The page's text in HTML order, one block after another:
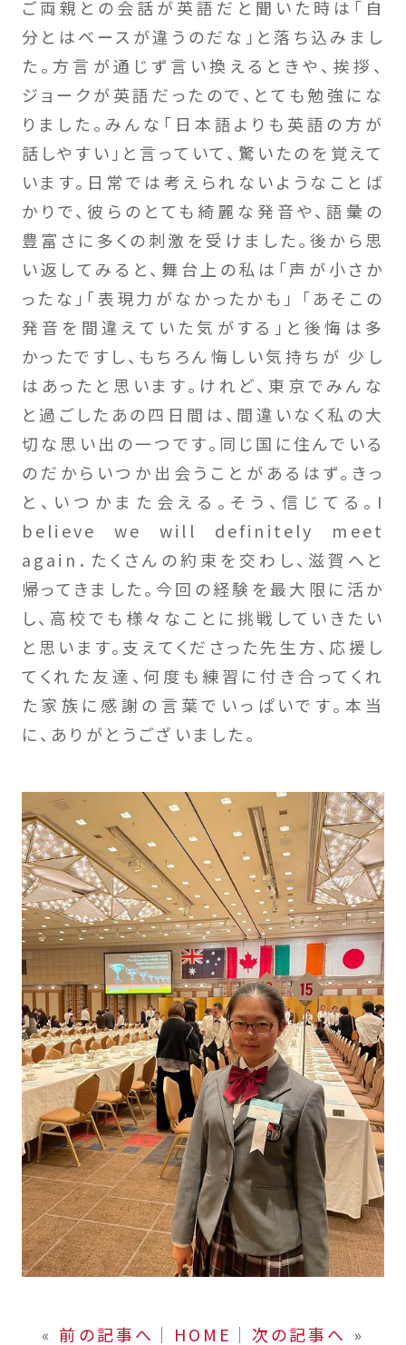
ご両親との会話が英語だと聞いた時は「自
分とはベースが違うのだな」と落ち込みまし
た。方言が通じず言い換えるときや、挨拶、
ジョークが英語だったので、とても勉強にな
りました。みんな「日本語よりも英語の方が
話しやすい」と言っていて、驚いたのを覚えて
います。日常では考えられないようなことば
かりで、彼らのとても綺麗な発音や、語彙の
豊富さに多くの刺激を受けました。後から思
い返してみると、舞台上の私は「声が小さか
ったな」「表現力がなかったかも」 「あそこの
発音を間違えていた気がする」と後悔は多
かったですし、もちろん悔しい気持ちが 少し
はあったと思います。けれど、東京でみんな
と過ごしたあの四日間は、間違いなく私の大
切な思い出の一つです。同じ国に住んでいる
のだからいつか出会うことがあるはず。きっ
と、いつかまた会える。そう、信じてる。I
believe we will definitely meet
again．たくさんの約束を交わし、滋賀へと
帰ってきました。今回の経験を最大限に活か
し、高校でも様々なことに挑戦していきたい
と思います。支えてくださった先生方、応援し
てくれた友達、何度も練習に付き合ってくれ
た家族に感謝の言葉でいっぱいです。本当
に、ありがとうございました。
« 前の記事へ │ HOME │ 次の記事へ »